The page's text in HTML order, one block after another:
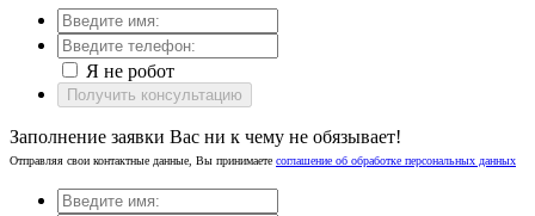
Я не робот
Получить консультацию
Заполнение заявки Вас ни к чему не обязывает!
Отправляя свои контактные данные, Вы принимаете соглашение об обработке персональных данных